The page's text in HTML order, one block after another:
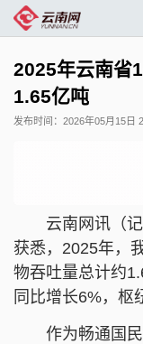
2025年云南省
1.65亿吨
发布时间： 2026年05月15日
云南网讯（
获悉，2025年，
物吞吐量总计约
同比增长6%，枢
作为畅通国